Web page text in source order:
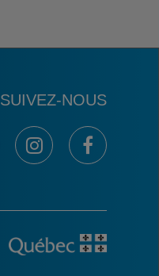
SUIVEZ-NOUS